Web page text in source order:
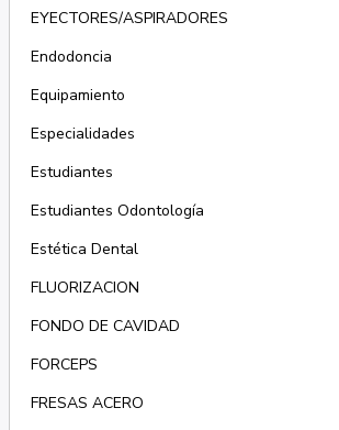
EYECTORES/ASPIRADORES
Endodoncia
Equipamiento
Especialidades
Estudiantes
Estudiantes Odontología
Estética Dental
FLUORIZACION
FONDO DE CAVIDAD
FORCEPS
FRESAS ACERO